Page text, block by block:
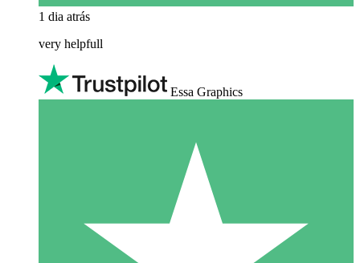
1 dia atrás
very helpfull
Essa Graphics